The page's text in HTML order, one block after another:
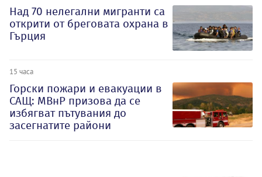
Над 70 нелегални мигранти са
открити от бреговата охрана в
Гърция
15 часа
Горски пожари и евакуации в
САЩ: МВнР призова да се
избягват пътувания до
засегнатите райони